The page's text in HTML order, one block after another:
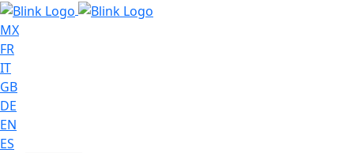
MX
FR
IT
GB
DE
EN
ES